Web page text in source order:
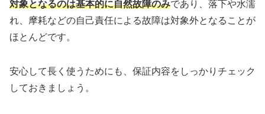
対象となるのは基本的に自然故障のみであり、落下や水濡
れ、摩耗などの自己責任による故障は対象外となることが
ほとんどです。
安心して長く使うためにも、保証内容をしっかりチェック
しておきましょう。